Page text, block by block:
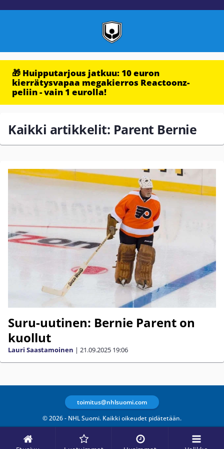
🎁 Huipputarjous jatkuu: 10 euron
kierrätysvapaa megakierros Reactoonz-
peliin - vain 1 eurolla!
Kaikki artikkelit: Parent Bernie
Suru-uutinen: Bernie Parent on
kuollut
Lauri Saastamoinen | 21.09.2025 19:06
© 2026 - NHL Suomi. Kaikki oikeudet pidätetään.
toimitus@nhlsuomi.com